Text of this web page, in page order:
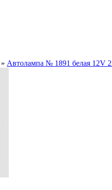
» Автолампа № 1891 белая 12V